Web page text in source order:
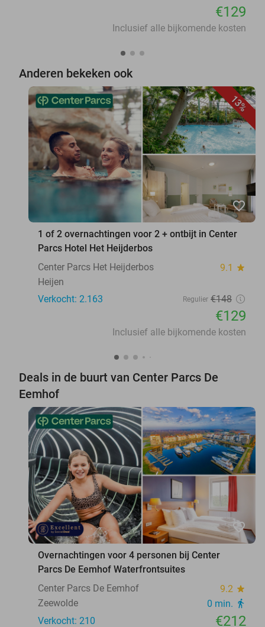
€129
Inclusief alle bijkomende kosten
Anderen bekeken ook
13%
favorite_border
1 of 2 overnachtingen voor 2 + ontbijt in Center
Parcs Hotel Het Heijderbos
Center Parcs Het Heijderbos
9.1 star
Heijen
Verkocht: 2.163
Regulier €148
€129
Inclusief alle bijkomende kosten
Deals in de buurt van Center Parcs De
Eemhof
favorite_border
Overnachtingen voor 4 personen bij Center
Parcs De Eemhof Waterfrontsuites
Center Parcs De Eemhof
9.2 star
Zeewolde 0 min. directions_walk
Verkocht: 210 €212